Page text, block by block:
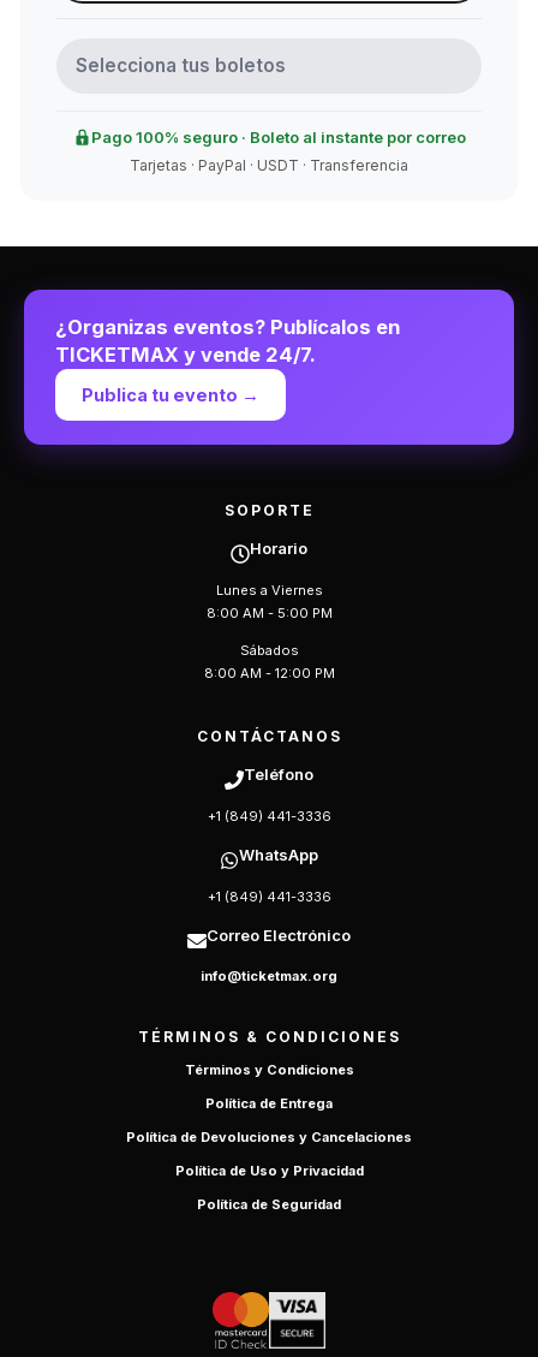
Selecciona tus boletos
Pago 100% seguro · Boleto al instante por correo
Tarjetas · PayPal · USDT · Transferencia
¿Organizas eventos? Publícalos en
TICKETMAX y vende 24/7.
Publica tu evento →
SOPORTE
Horario
Lunes a Viernes
8:00 AM - 5:00 PM
Sábados
8:00 AM - 12:00 PM
CONTÁCTANOS
Teléfono
+1 (849) 441-3336
WhatsApp
+1 (849) 441-3336
Correo Electrónico
info@ticketmax.org
TÉRMINOS & CONDICIONES
Términos y Condiciones
Política de Entrega
Política de Devoluciones y Cancelaciones
Política de Uso y Privacidad
Política de Seguridad